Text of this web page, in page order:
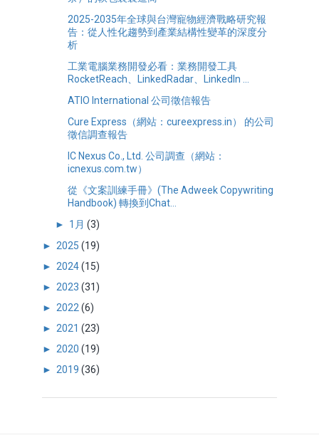
2025-2035年全球與台灣寵物經濟戰略研究報
告：從人性化趨勢到產業結構性變革的深度分
析
工業電腦業務開發必看：業務開發工具
RocketReach、LinkedRadar、LinkedIn ...
ATIO International 公司徵信報告
Cure Express（網站：cureexpress.in） 的公司
徵信調查報告
IC Nexus Co., Ltd. 公司調查（網站：
icnexus.com.tw）
從《文案訓練手冊》(The Adweek Copywriting
Handbook) 轉換到Chat...
► 1月(3)
► 2025 (19)
► 2024(15)
► 2023 (31)
► 2022(6)
► 2021 (23)
► 2020 (19)
► 2019 (36)